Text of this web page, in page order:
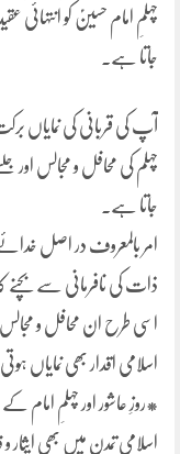
چہلمِ امام حسینؑ کو انتہائی
جاتا ہے۔
آپ کی قربانی کی نمایاں
چہلم کی محافل و مجالس اور
جاتا ہے۔
امر بالمعروف در اصل
ذات کی نافرمانی سے بچنے
اسی طرح ان محافل و
اسلامی اقدار بھی نمایاں
*روزِ عاشور اور چہلمِ امام
اسلامی تمدن میں بھی ایثار